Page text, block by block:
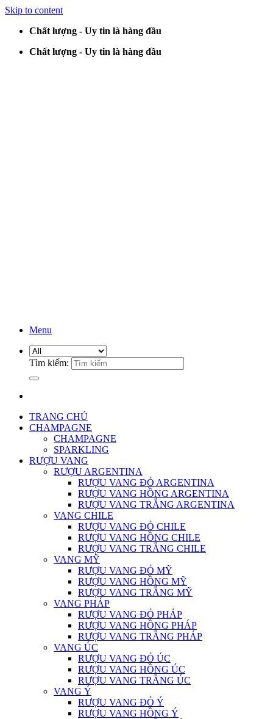
Skip to content
Chất lượng - Uy tin là hàng đầu
Chất lượng - Uy tin là hàng đầu
Menu
Tìm kiếm:
TRANG CHỦ
CHAMPAGNE
CHAMPAGNE
SPARKLING
RƯỢU VANG
RƯỢU ARGENTINA
RƯỢU VANG ĐỎ ARGENTINA
RƯỢU VANG HỒNG ARGENTINA
RƯỢU VANG TRẮNG ARGENTINA
VANG CHILE
RƯỢU VANG ĐỎ CHILE
RƯỢU VANG HỒNG CHILE
RƯỢU VANG TRẮNG CHILE
VANG MỸ
RƯỢU VANG ĐỎ MỸ
RƯỢU VANG HỒNG MỸ
RƯỢU VANG TRẮNG MỸ
VANG PHÁP
RƯỢU VANG ĐỎ PHÁP
RƯỢU VANG HỒNG PHÁP
RƯỢU VANG TRẮNG PHÁP
VANG ÚC
RƯỢU VANG ĐỎ ÚC
RƯỢU VANG HỒNG ÚC
RƯỢU VANG TRẮNG ÚC
VANG Ý
RƯỢU VANG ĐỎ Ý
RƯỢU VANG HỒNG Ý